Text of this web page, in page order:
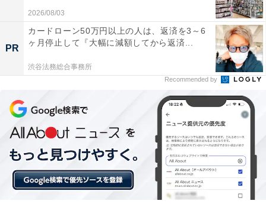
2026/08/03
PR
カードローン50万円以上の人は、返済を3～6
ヶ月停止して『大幅に減額してから返済...
渋谷法務総合事務所
Recommended by